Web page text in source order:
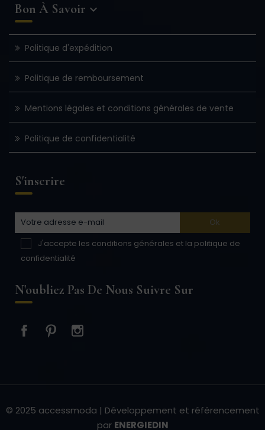
Bon À Savoir 
Politique d'expédition
Politique de remboursement
Mentions légales et conditions générales de vente
Politique de confidentialité
S'inscrire
J'accepte les conditions générales et la politique de
confidentialité
N'oubliez Pas De Nous Suivre Sur
FacebookPinterest
© 2025 accessmoda | Développement et référencement
par ENERGIEDIN